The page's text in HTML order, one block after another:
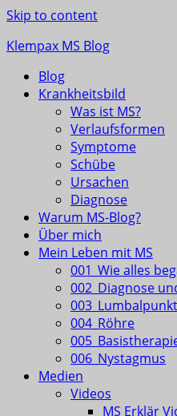
Skip to content
Klempax MS Blog
Infos, Fragen, Antworten
Blog
Krankheitsbild
Was ist MS?
Verlaufsformen
Symptome
Schübe
Ursachen
Diagnose
Warum MS-Blog?
Über mich
Mein Leben mit MS
001_Wie alles
002_Diagnose
004_Röhre
006_Nystagmus
Medien
Videos
MS Erklär